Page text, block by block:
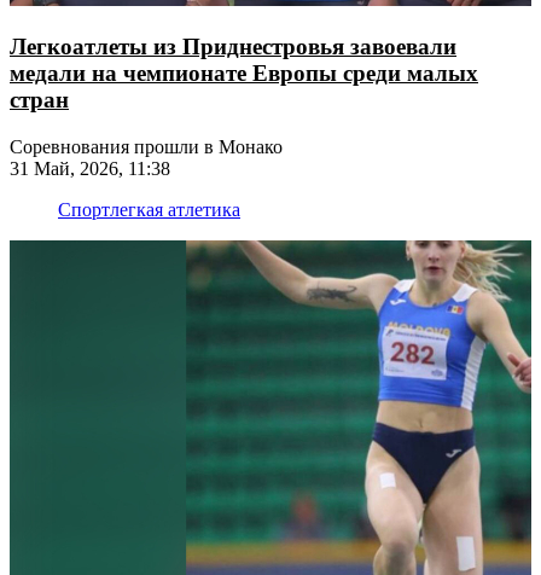
Легкоатлеты из Приднестровья завоевали
медали на чемпионате Европы среди малых
стран
Соревнования прошли в Монако
31 Май, 2026, 11:38
Спортлегкая атлетика